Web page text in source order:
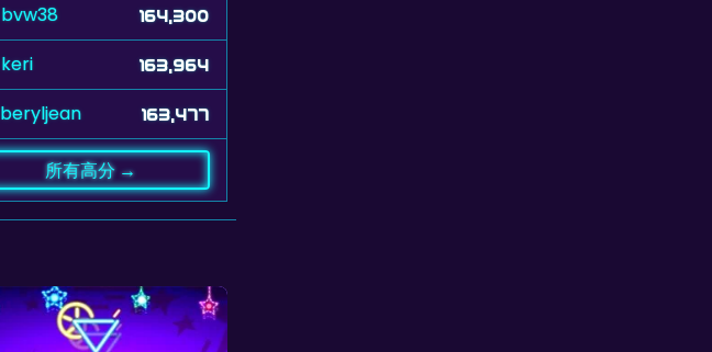
bvw38 164,300
keri 163,964
beryljean 163,477
所有高分 →